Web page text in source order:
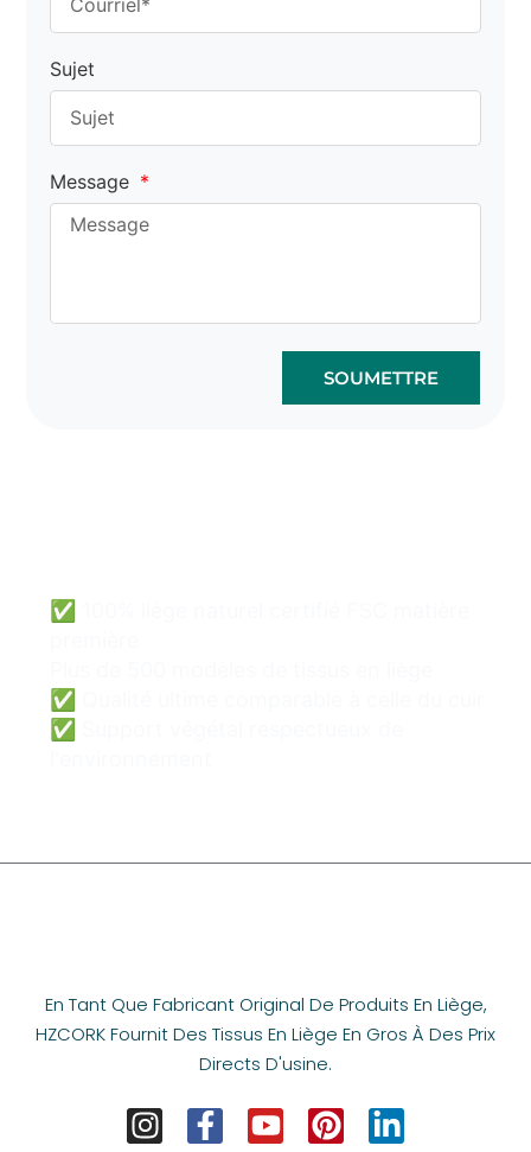
Sujet
Message
SOUMETTRE
✅ 100% liège naturel certifié FSC matière
✅ Qualité ultime comparable à celle du cuir
✅ Support végétal respectueux de
En Tant Que Fabricant Original De Produits En Liège,
HZCORK Fournit Des Tissus En Liège En Gros À Des Prix
Directs D'usine.